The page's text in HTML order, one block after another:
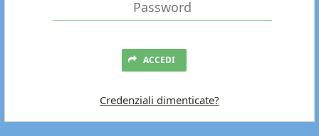
ACCEDI
Credenziali dimenticate?